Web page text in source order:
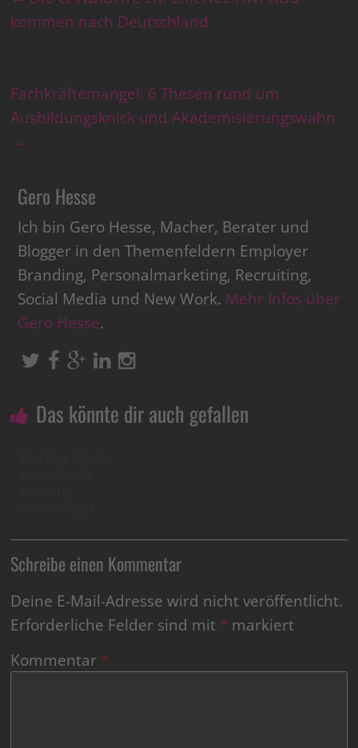
kommen nach Deutschland
Fachkräftemangel: 6 Thesen rund um
Ausbildungsknick und Akademisierungswahn
→
Gero Hesse
Ich bin Gero Hesse, Macher, Berater und
Blogger in den Themenfeldern Employer
Branding, Personalmarketing, Recruiting,
Social Media und New Work. Mehr Infos über
Gero Hesse.
Das könnte dir auch gefallen
Schreibe einen Kommentar
Deine E-Mail-Adresse wird nicht veröffentlicht.
Erforderliche Felder sind mit * markiert
Kommentar *